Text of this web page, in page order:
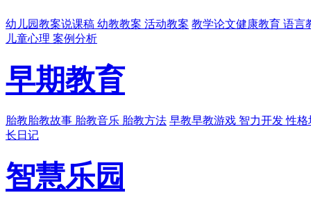
幼儿园教案说课稿 幼教教案 活动教案 教学论文健康教育 语言
儿童心理 案例分析
早期教育
胎教胎教故事 胎教音乐 胎教方法 早教早教游戏 智力开发 性格
长日记
智慧乐园